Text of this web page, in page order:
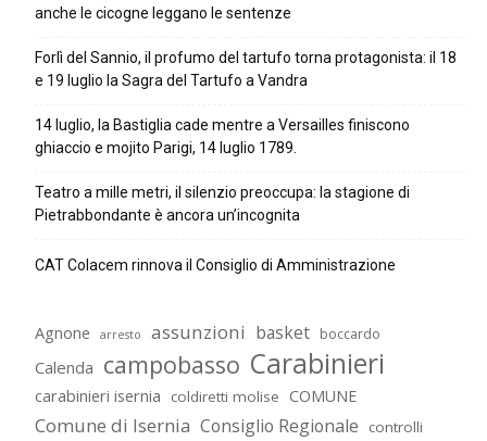
anche le cicogne leggano le sentenze
Forlì del Sannio, il profumo del tartufo torna protagonista: il 18
e 19 luglio la Sagra del Tartufo a Vandra
14 luglio, la Bastiglia cade mentre a Versailles finiscono
ghiaccio e mojito Parigi, 14 luglio 1789.
Teatro a mille metri, il silenzio preoccupa: la stagione di
Pietrabbondante è ancora un’incognita
CAT Colacem rinnova il Consiglio di Amministrazione
Agnone arresto assunzioni basket boccardo
Calenda campobasso Carabinieri
carabinieri isernia coldiretti molise COMUNE
Comune di Isernia Consiglio Regionale controlli